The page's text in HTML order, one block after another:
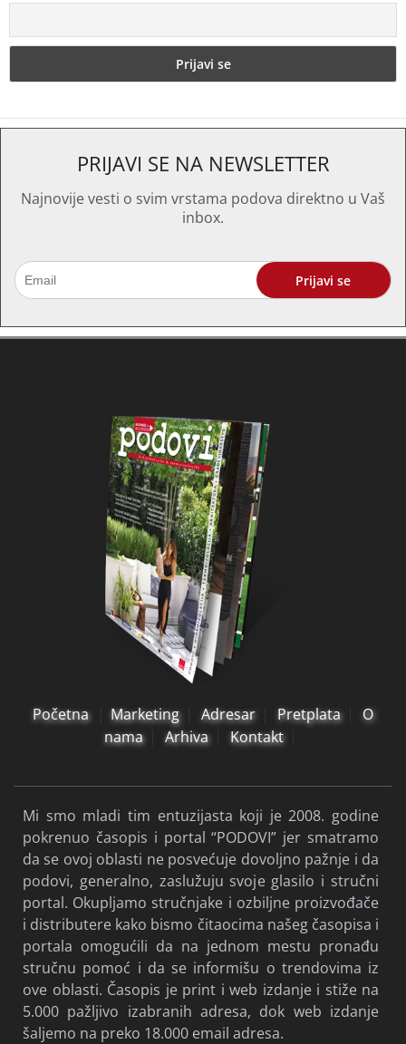
PRIJAVI SE NA NEWSLETTER
Najnovije vesti o svim vrstama podova direktno u Vaš
inbox.
Početna Marketing Adresar Pretplata
O
nama
Arhiva Kontakt
Mi smo mladi tim entuzijasta koji je 2008. godine
pokrenuo časopis i portal “PODOVI” jer smatramo
da se ovoj oblasti ne posvećuje dovoljno pažnje i da
podovi, generalno, zaslužuju svoje glasilo i stručni
portal. Okupljamo stručnjake i ozbiljne proizvođače
i distributere kako bismo čitaocima našeg časopisa i
portala omogućili da na jednom mestu pronađu
stručnu pomoć i da se informišu o trendovima iz
ove oblasti. Časopis je print i web izdanje i stiže na
5.000 pažljivo izabranih adresa, dok web izdanje
šaljemo na preko 18.000 email adresa.